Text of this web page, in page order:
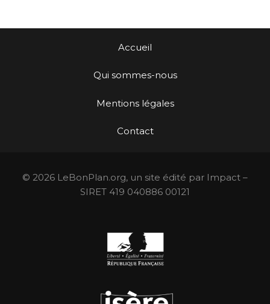
Accueil
Qui sommes-nous
Mentions légales
Contact
© 2026 LeBonPlan.org, un site édité par Impact –
SIRET 419 040886 00121